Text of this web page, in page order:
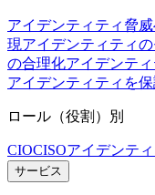
アイデンティティ脅
現アイデンティティ
の合理化アイデンテ
アイデンティティを
ロール（役割）別
CIOCISOアイデンテ
サービス